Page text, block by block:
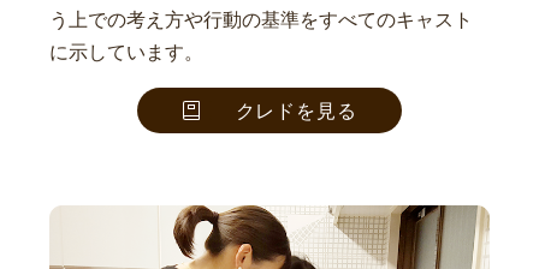
う上での考え方や行動の基準をすべてのキャスト
に示しています。
クレドを見る